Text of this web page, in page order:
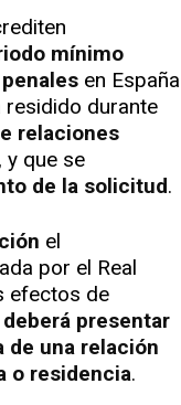
mínimo
en España
residido durante
relaciones
, y que se
de la solicitud.
el
por el Real
efectos de
deberá presentar
de una relación
o residencia.